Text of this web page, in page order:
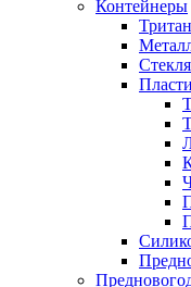
Контейнеры
Тритан